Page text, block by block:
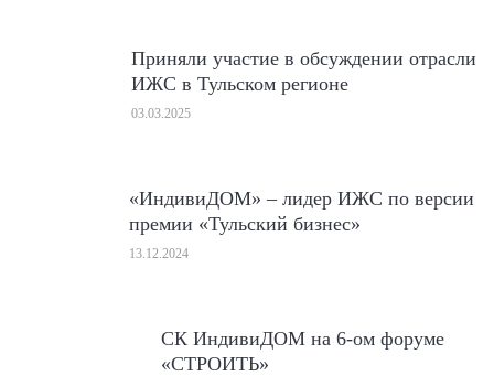
Приняли участие в обсуждении отрасли
ИЖС в Тульском регионе
03.03.2025
«ИндивиДОМ» – лидер ИЖС по версии
премии «Тульский бизнес»
13.12.2024
СК ИндивиДОМ на 6-ом форуме
«СТРОИТЬ»